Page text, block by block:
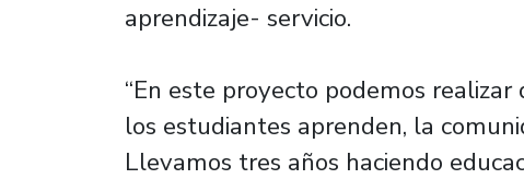
aprendizaje- servicio.
“En este proyecto podemos
los estudiantes aprenden, la
Llevamos tres años haciendo